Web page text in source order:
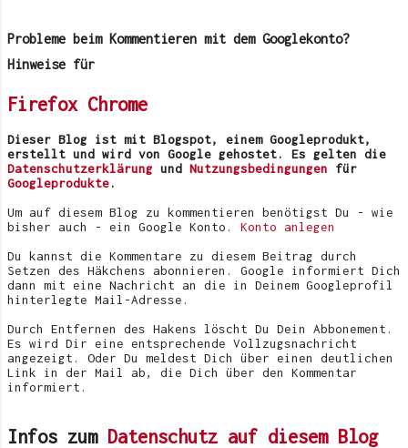
Garten ist es solo ideal. Der
genug davon ab. Im Hochsommer
einem...
Sommerkleider. Und am liebsten
wir laut Google AI in 2026 hier
schon ganze 12 Tage mit über 30
Grad. Wow. Für die nächsten 4
mit Temperaturen zwischen 20°C
und 27°C angesagt. Also nix mit
Sommerkleidern. Ist die Sonne
weg, wirds zapfig. Nachts soll
es auf 12-16 Grad abkühlen.
Nördlich der Alpen wird es immer
wieder Schauer und kräftige
Gewitter geben. Darf man nur
hatten wir aber Glück. Es war
Probleme beim Kommentieren mit dem Googlekonto?
Hinweise für
Firefox Chrome
Dieser Blog ist mit Blogspot, einem Googleprodukt,
erstellt und wird von Google gehostet. Es gelten die
Datenschutzerklärung und Nutzungsbedingungen für
Googleprodukte.
Um auf diesem Blog zu kommentieren benötigst Du - wie
bisher auch - ein Google Konto. Konto anlegen
Du kannst die Kommentare zu diesem Beitrag durch
Setzen des Häkchens abonnieren. Google informiert Dich
dann mit eine Nachricht an die in Deinem Googleprofil
hinterlegte Mail-Adresse.
Durch Entfernen des Hakens löscht Du Dein Abbonement.
Es wird Dir eine entsprechende Vollzugsnachricht
angezeigt. Oder Du meldest Dich über einen deutlichen
Link in der Mail ab, die Dich über den Kommentar
informiert.
Infos zum Datenschutz auf diesem Blog